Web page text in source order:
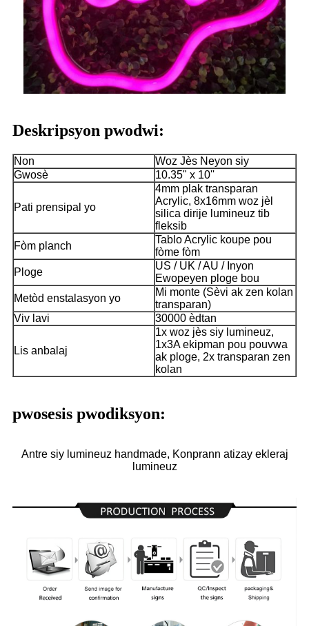
Deskripsyon pwodwi:
Non
Woz Jès Neyon siy
Gwosè
10.35" x 10''
Pati prensipal yo
4mm plak transparan
Acrylic, 8x16mm woz jèl
silica dirije lumineuz tib
fleksib
Fòm planch
Tablo Acrylic koupe pou
fòme fòm
Ploge
US / UK / AU / Inyon
Ewopeyen ploge bou
Metòd enstalasyon yo
Mi monte (Sèvi ak zen kolan
transparan)
Viv lavi
30000 èdtan
Lis anbalaj
1x woz jès siy lumineuz,
1x3A ekipman pou pouvwa
ak ploge, 2x transparan zen
kolan
pwosesis pwodiksyon:
Antre siy lumineuz handmade, Konprann atizay ekleraj
lumineuz